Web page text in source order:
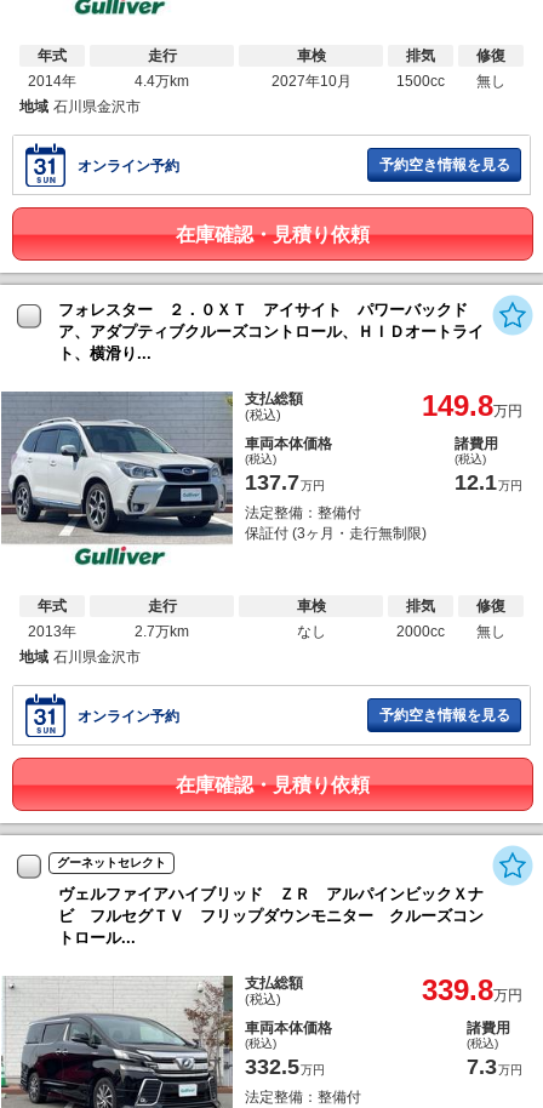
年式
2014年
走行
4.4万km
車検
2027年10月
排気
1500cc
修復
無し
地域 石川県金沢市
オンライン予約 予約空き情報を見る
在庫確認・見積り依頼
フォレスター ２．０ＸＴ アイサイト パワーバックド
ア、アダプティブクルーズコントロール、ＨＩＤオートライ
ト、横滑り...
支払総額
(税込) 149.8万円
車両本体価格
(税込)
137.7万円
諸費用
(税込)
12.1万円
法定整備：整備付
保証付 (3ヶ月・走行無制限)
年式
2013年
走行
2.7万km
車検
なし
排気
2000cc
修復
無し
地域 石川県金沢市
オンライン予約 予約空き情報を見る
在庫確認・見積り依頼
グーネットセレクト
ヴェルファイアハイブリッド ＺＲ アルパインビックＸナ
ビ フルセグＴＶ フリップダウンモニター クルーズコン
トロール...
支払総額
(税込) 339.8万円
車両本体価格
(税込)
332.5万円
諸費用
(税込)
7.3万円
法定整備：整備付